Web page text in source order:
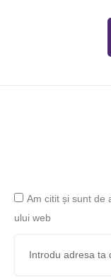
Am citit și sunt de
ului web